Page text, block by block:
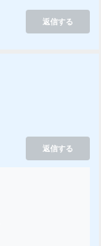
返信する
返信する